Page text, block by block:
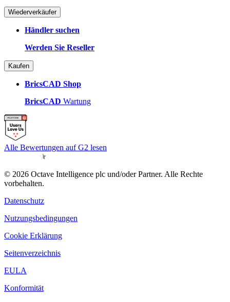
Wiederverkäufer
Händler suchen
Werden Sie Reseller
Kaufen
BricsCAD Shop
BricsCAD Wartung
Alle Bewertungen auf G2 lesen
© 2026 Octave Intelligence plc und/oder Partner. Alle Rechte
vorbehalten.
Datenschutz
Nutzungsbedingungen
Cookie Erklärung
Seitenverzeichnis
EULA
Konformität